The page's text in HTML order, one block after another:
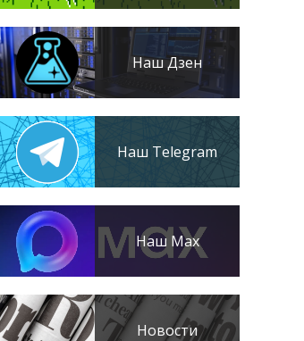
Наш Дзен
Наш Telegram
Наш Max
Новости